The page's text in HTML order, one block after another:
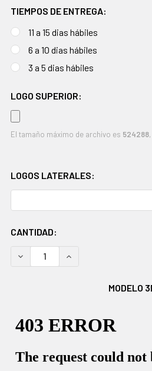
TIEMPOS DE ENTREGA:
11 a 15 dias hábiles
6 a 10 dias hábiles
3 a 5 dias hábiles
LOGO SUPERIOR:
El tamaño máximo de archivo es 524288,
LOGOS LATERALES:
EXISTENCIAS
ACTUALES:
CANTIDAD:
DISMINUIR CANTIDAD:
AUMENTAR
MODELO